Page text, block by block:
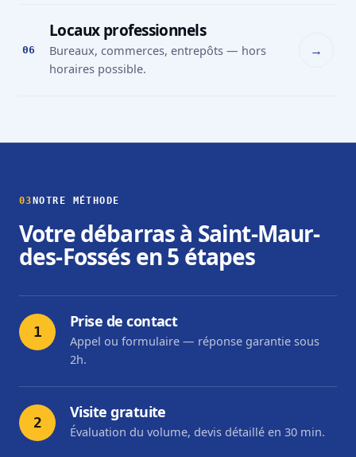
06
Locaux professionnels
Bureaux, commerces, entrepôts — hors
horaires possible.
→
03 NOTRE MÉTHODE
Votre débarras à Saint-Maur-
des-Fossés en 5 étapes
1
Prise de contact
Appel ou formulaire — réponse garantie sous
2h.
2
Visite gratuite
Évaluation du volume, devis détaillé en 30 min.